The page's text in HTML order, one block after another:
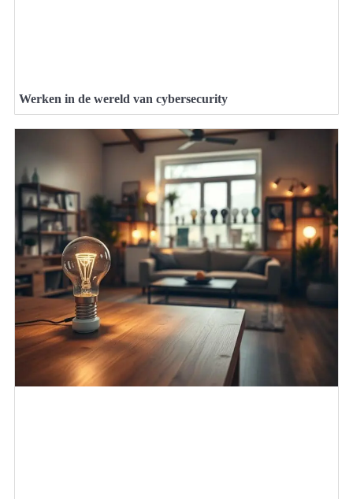
Werken in de wereld van cybersecurity